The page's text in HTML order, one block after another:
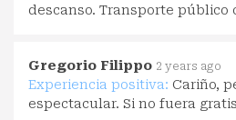
descanso. Transporte público
Gregorio Filippo 2 years ago
Experiencia positiva: Cariño,
espectacular. Si no fuera